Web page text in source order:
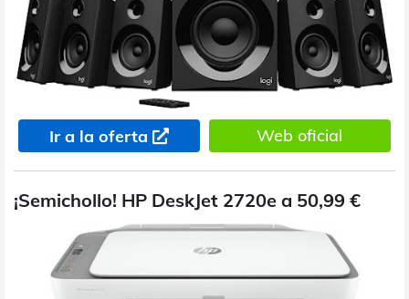
Ir a la oferta Web oficial
¡Semichollo! HP DeskJet 2720e a 50,99 €